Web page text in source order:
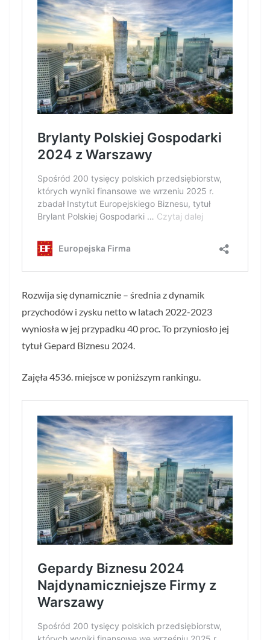
Rozwija się dynamicznie – średnia z dynamik
przychodów i zysku netto w latach 2022-2023
wyniosła w jej przypadku 40 proc. To przyniosło jej
tytuł Gepard Biznesu 2024.
Zajęła 4536. miejsce w poniższym rankingu.